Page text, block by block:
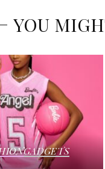
YOU
GADGETS